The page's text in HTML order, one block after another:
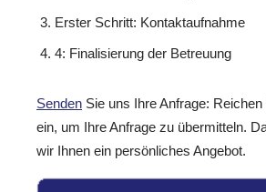
Erster Schritt: Kontaktaufnahme
4: Finalisierung der Betreuung
Senden Sie uns Ihre Anfrage:
ein, um Ihre Anfrage zu übermitteln.
wir Ihnen ein persönliches Angebot.